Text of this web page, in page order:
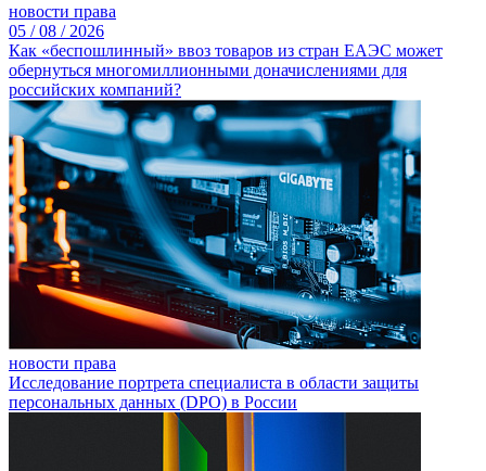
новости права
05 /08 / 2026
Как «беспошлинный» ввоз товаров из стран ЕАЭС может
обернуться многомиллионными доначислениями для
российских компаний?
новости права
Исследование портрета специалиста в области защиты
персональных данных (DPO) в России